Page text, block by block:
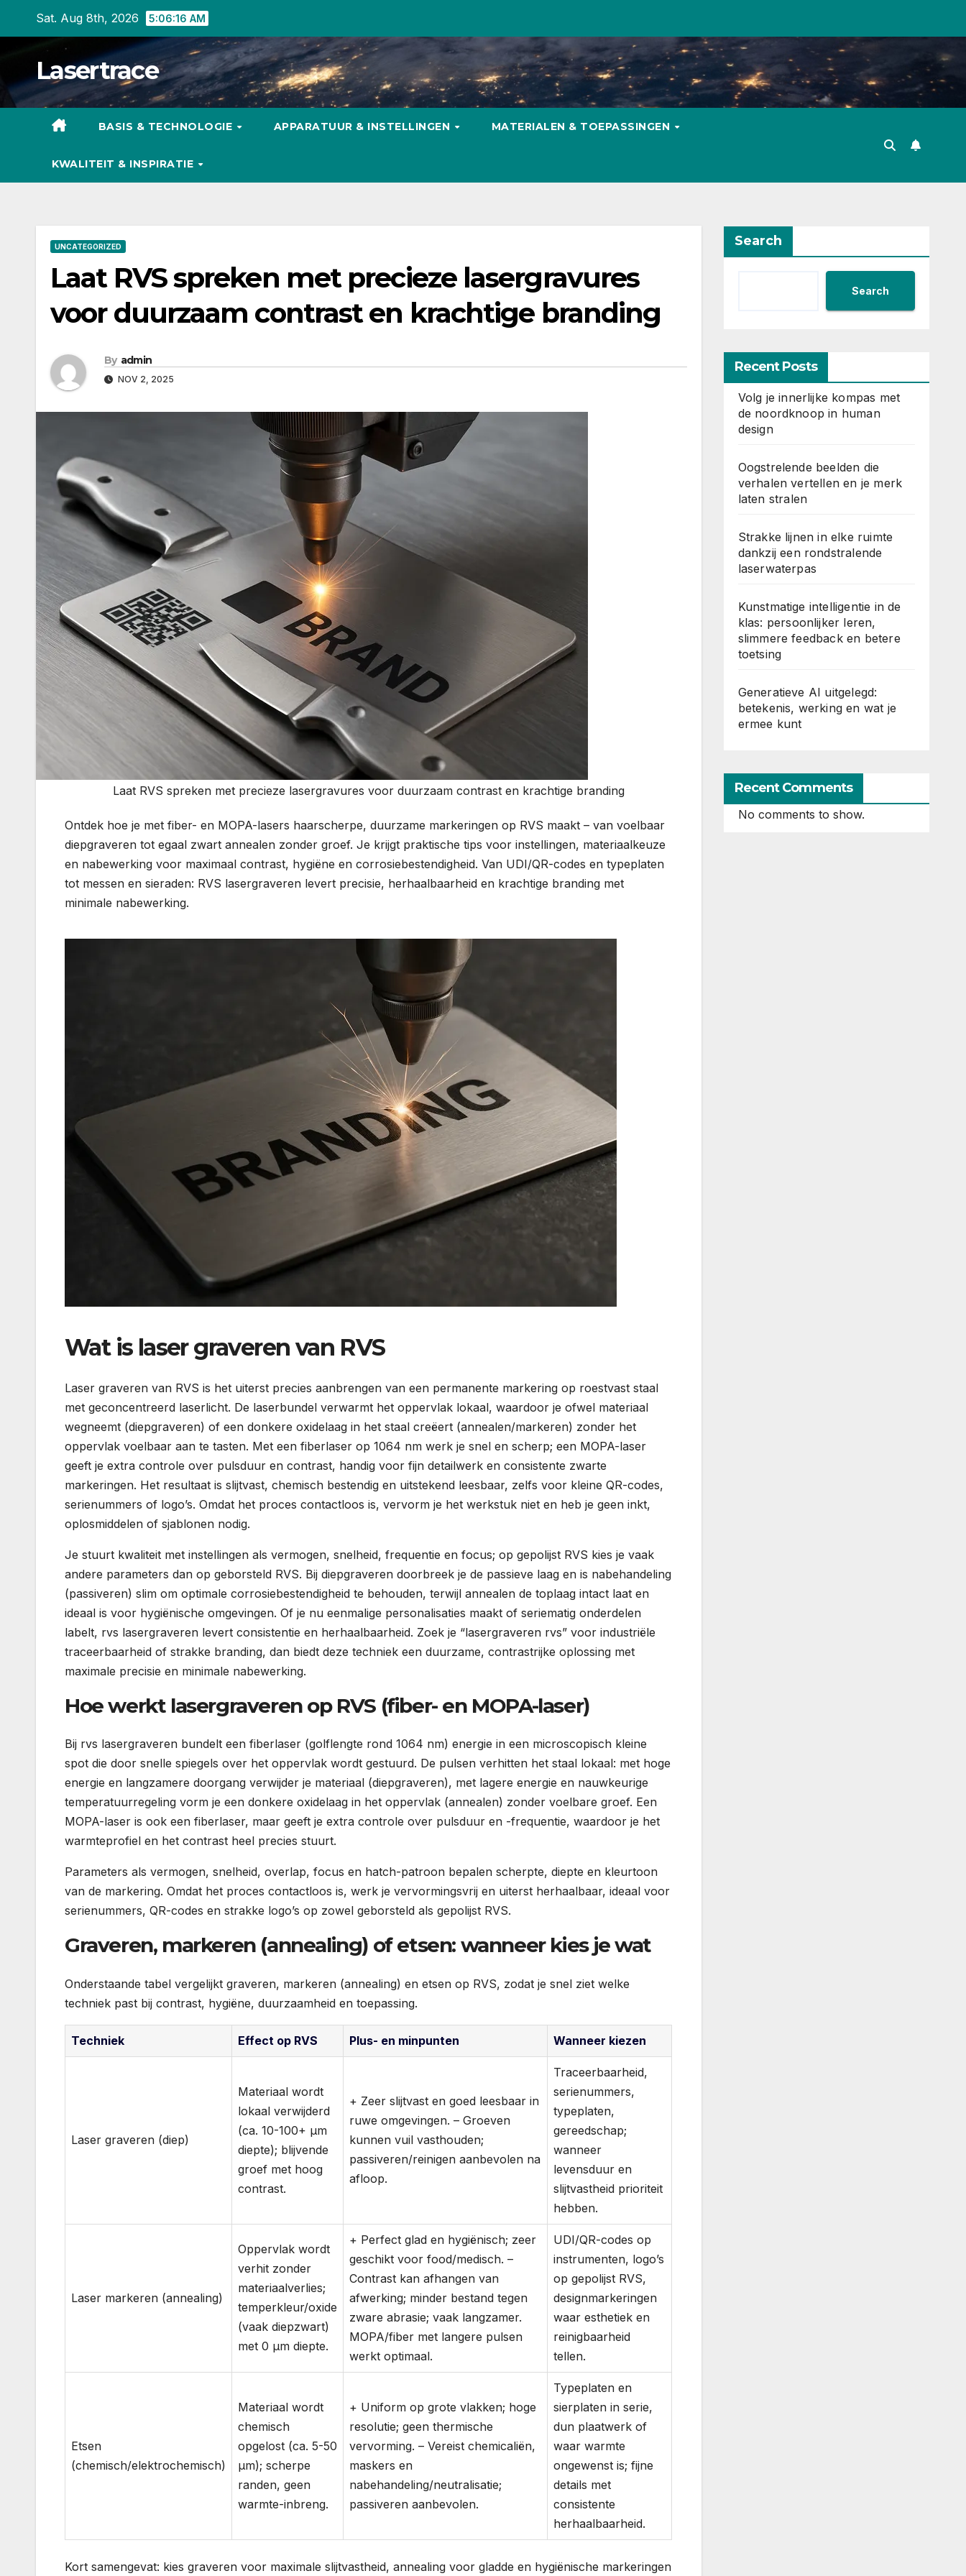
Sat. Aug 8th, 2026 5:06:17 AM
Lasertrace
BASIS & TECHNOLOGIE APPARATUUR & INSTELLINGEN MATERIALEN & TOEPASSINGEN
KWALITEIT & INSPIRATIE
UNCATEGORIZED
Laat RVS spreken met precieze lasergravures
voor duurzaam contrast en krachtige branding
By admin
NOV 2, 2025
Laat RVS spreken met precieze lasergravures voor duurzaam contrast en krachtige branding
Ontdek hoe je met fiber- en MOPA-lasers haarscherpe, duurzame markeringen op RVS maakt – van voelbaar
diepgraveren tot egaal zwart annealen zonder groef. Je krijgt praktische tips voor instellingen, materiaalkeuze
en nabewerking voor maximaal contrast, hygiëne en corrosiebestendigheid. Van UDI/QR-codes en typeplaten
tot messen en sieraden: RVS lasergraveren levert precisie, herhaalbaarheid en krachtige branding met
minimale nabewerking.
Wat is laser graveren van RVS
Laser graveren van RVS is het uiterst precies aanbrengen van een permanente markering op roestvast staal
met geconcentreerd laserlicht. De laserbundel verwarmt het oppervlak lokaal, waardoor je ofwel materiaal
wegneemt (diepgraveren) of een donkere oxidelaag in het staal creëert (annealen/markeren) zonder het
oppervlak voelbaar aan te tasten. Met een fiberlaser op 1064 nm werk je snel en scherp; een MOPA-laser
geeft je extra controle over pulsduur en contrast, handig voor fijn detailwerk en consistente zwarte
markeringen. Het resultaat is slijtvast, chemisch bestendig en uitstekend leesbaar, zelfs voor kleine QR-codes,
serienummers of logo’s. Omdat het proces contactloos is, vervorm je het werkstuk niet en heb je geen inkt,
oplosmiddelen of sjablonen nodig.
Je stuurt kwaliteit met instellingen als vermogen, snelheid, frequentie en focus; op gepolijst RVS kies je vaak
andere parameters dan op geborsteld RVS. Bij diepgraveren doorbreek je de passieve laag en is nabehandeling
(passiveren) slim om optimale corrosiebestendigheid te behouden, terwijl annealen de toplaag intact laat en
ideaal is voor hygiënische omgevingen. Of je nu eenmalige personalisaties maakt of seriematig onderdelen
labelt, rvs lasergraveren levert consistentie en herhaalbaarheid. Zoek je “lasergraveren rvs” voor industriële
traceerbaarheid of strakke branding, dan biedt deze techniek een duurzame, contrastrijke oplossing met
maximale precisie en minimale nabewerking.
Hoe werkt lasergraveren op RVS (fiber- en MOPA-laser)
Bij rvs lasergraveren bundelt een fiberlaser (golflengte rond 1064 nm) energie in een microscopisch kleine
spot die door snelle spiegels over het oppervlak wordt gestuurd. De pulsen verhitten het staal lokaal: met hoge
energie en langzamere doorgang verwijder je materiaal (diepgraveren), met lagere energie en nauwkeurige
temperatuurregeling vorm je een donkere oxidelaag in het oppervlak (annealen) zonder voelbare groef. Een
MOPA-laser is ook een fiberlaser, maar geeft je extra controle over pulsduur en -frequentie, waardoor je het
warmteprofiel en het contrast heel precies stuurt.
Parameters als vermogen, snelheid, overlap, focus en hatch-patroon bepalen scherpte, diepte en kleurtoon
van de markering. Omdat het proces contactloos is, werk je vervormingsvrij en uiterst herhaalbaar, ideaal voor
serienummers, QR-codes en strakke logo’s op zowel geborsteld als gepolijst RVS.
Graveren, markeren (annealing) of etsen: wanneer kies je wat
Onderstaande tabel vergelijkt graveren, markeren (annealing) en etsen op RVS, zodat je snel ziet welke
techniek past bij contrast, hygiëne, duurzaamheid en toepassing.
Techniek Effect op RVS Plus- en minpunten Wanneer kiezen
Laser graveren (diep)
Materiaal wordt
lokaal verwijderd
(ca. 10-100+ µm
diepte); blijvende
groef met hoog
contrast.
+ Zeer slijtvast en goed leesbaar in
ruwe omgevingen. – Groeven
kunnen vuil vasthouden;
passiveren/reinigen aanbevolen na
afloop.
Traceerbaarheid,
serienummers,
typeplaten,
gereedschap;
wanneer
levensduur en
slijtvastheid prioriteit
hebben.
Laser markeren (annealing)
Oppervlak wordt
verhit zonder
materiaalverlies;
temperkleur/oxide
(vaak diepzwart)
met 0 µm diepte.
+ Perfect glad en hygiënisch; zeer
geschikt voor food/medisch. –
Contrast kan afhangen van
afwerking; minder bestand tegen
zware abrasie; vaak langzamer.
MOPA/fiber met langere pulsen
werkt optimaal.
UDI/QR-codes op
instrumenten, logo’s
op gepolijst RVS,
designmarkeringen
waar esthetiek en
reinigbaarheid
tellen.
Etsen
(chemisch/elektrochemisch)
Materiaal wordt
chemisch
opgelost (ca. 5-50
µm); scherpe
randen, geen
warmte-inbreng.
+ Uniform op grote vlakken; hoge
resolutie; geen thermische
vervorming. – Vereist chemicaliën,
maskers en
nabehandeling/neutralisatie;
passiveren aanbevolen.
Typeplaten en
sierplaten in serie,
dun plaatwerk of
waar warmte
ongewenst is; fijne
details met
consistente
herhaalbaarheid.
Kort samengevat: kies graveren voor maximale slijtvastheid, annealing voor gladde en hygiënische markeringen
Search
Search
Recent Posts
Volg je innerlijke kompas met
de noordknoop in human
design
Oogstrelende beelden die
verhalen vertellen en je merk
laten stralen
Strakke lijnen in elke ruimte
dankzij een rondstralende
laserwaterpas
Kunstmatige intelligentie in de
klas: persoonlijker leren,
slimmere feedback en betere
toetsing
Generatieve AI uitgelegd:
betekenis, werking en wat je
ermee kunt
Recent Comments
No comments to show.